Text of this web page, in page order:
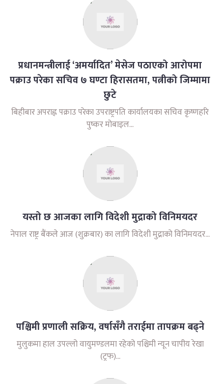
प्रधानमन्त्रीलाई ‘अमर्यादित’ मेसेज पठाएको आरोपमा
पक्राउ परेका सचिव ७ घण्टा हिरासतमा, पत्नीको जिम्मामा
छुटे
बिहीबार अपराह्न पक्राउ परेका उपराष्ट्रपति कार्यालयका सचिव कृष्णहरि
पुष्कर मोबाइल...
यस्तो छ आजका लागि विदेशी मुद्राको विनिमयदर
नेपाल राष्ट्र बैंकले आज (शुक्रबार) का लागि विदेशी मुद्राको विनिमयदर...
पश्चिमी प्रणाली सक्रिय, वर्षासँगै तराईमा तापक्रम बढ्ने
मुलुकमा हाल उपल्लो वायुमण्डलमा रहेको पश्चिमी न्यून चापीय रेखा
(ट्रफ)...